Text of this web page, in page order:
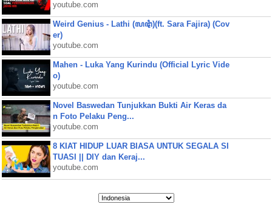
youtube.com
Weird Genius - Lathi (ꦭꦛꦶ)(ft. Sara Fajira) (Cov
er)
youtube.com
Mahen - Luka Yang Kurindu (Official Lyric Vide
o)
youtube.com
Novel Baswedan Tunjukkan Bukti Air Keras da
n Foto Pelaku Peng...
youtube.com
8 KIAT HIDUP LUAR BIASA UNTUK SEGALA SI
TUASI || DIY dan Keraj...
youtube.com